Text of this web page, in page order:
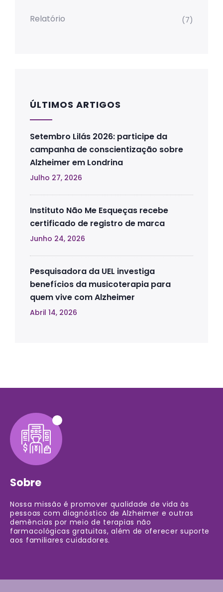
Relatório (7)
ÚLTIMOS ARTIGOS
Setembro Lilás 2026: participe da
campanha de conscientização sobre
Alzheimer em Londrina
Julho 27, 2026
Instituto Não Me Esqueças recebe
certificado de registro de marca
Junho 24, 2026
Pesquisadora da UEL investiga
benefícios da musicoterapia para
quem vive com Alzheimer
Abril 14, 2026
Sobre
Nossa missão é promover qualidade de vida às
pessoas com diagnóstico de Alzheimer e outras
demências por meio de terapias não
farmacológicas gratuitas, além de oferecer suporte
aos familiares cuidadores.